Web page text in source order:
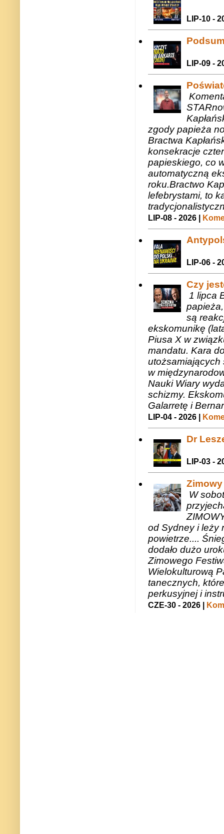
LIP-10 -
LIP-09 -
zgody papieża
Bractwa
konsekracje
papieskiego, co
automatyczną
roku.Bractwo
lefebrystami, to
LIP-08 - 2026 |
LIP-06 -
Czy
1 lipca
są
ekskomunikę
Piusa X w
mandatu. Kara
utożsamiających
w
Nauki Wiary
schizmy.
Galarretę i
LIP-04 - 2026 |
Dr
LIP-03 -
W
od Sydney i leży
powietrze....
dodało dużo
Zimowego
Wielokulturową
tanecznych,
perkusyjnej i
CZE-30 - 2026 |